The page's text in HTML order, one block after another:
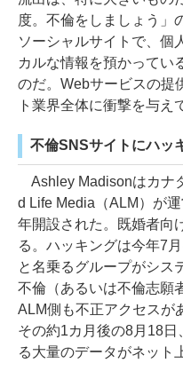
度。不倫をしましょう」
ソーシャルサイトで、個
カルな情報を預かってい
のだ。Webサービスの提
ト業界全体に衝撃を与え
不倫SNSサイトにハッ
Ashley Madisonはカナ
d Life Media（ALM）が
年開設された。既婚者向
る。ハッキングは今年7
と名乗るグループがシス
不倫（あるいは不倫志願
ALM側も不正アクセスが
その約1カ月後の8月18
る大量のデータがネット